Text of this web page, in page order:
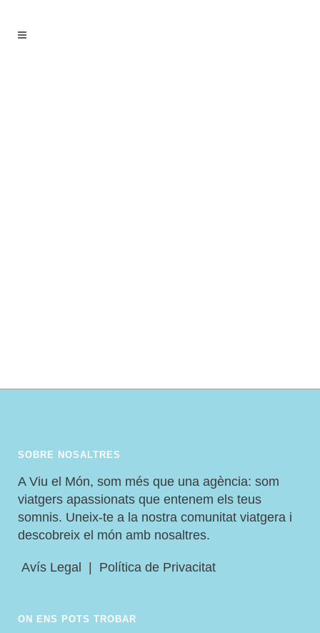
SOBRE NOSALTRES
A Viu el Món, som més que una agència: som
viatgers apassionats que entenem els teus
somnis. Uneix-te a la nostra comunitat viatgera i
descobreix el món amb nosaltres.
Avís Legal Política de Privacitat
ON ENS POTS TROBAR